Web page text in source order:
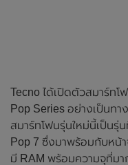
Tecno ได้เปิดตัวสมาร์ทโ
Pop Series อย่างเป็นท
สมาร์ทโฟนรุ่นใหม่นี้เป็นรุ่
Pop 7 ซึ่งมาพร้อมกับหน้
มี RAM พร้อมความจุที่ม